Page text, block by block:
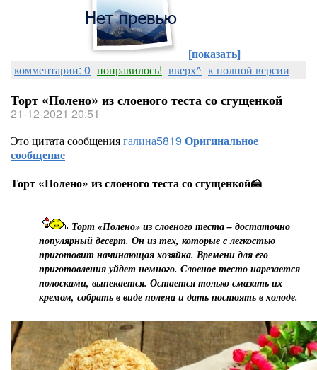
[показать]
комментарии: 0 понравилось! вверх^ к полной версии
Торт «Полено» из слоеного теста со сгущенкой
21-12-2021 20:51
Это цитата сообщениягалина5819 Оригинальное
сообщение
Торт «Полено» из слоеного теста со сгущенкой🍰
Торт «Полено» из слоеного теста – достаточно
популярный десерт. Он из тех, которые с легкостью
приготовит начинающая хозяйка. Времени для его
приготовления уйдет немного. Слоеное тесто нарезается
полосками, выпекается. Остается только смазать их
кремом, собрать в виде полена и дать постоять в холоде.